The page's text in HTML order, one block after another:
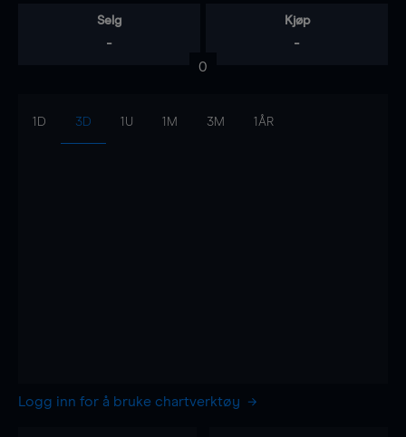
Selg
-
Kjøp
-
0
1D 3D 1U 1M 3M 1ÅR
Logg inn for å bruke chartverktøy